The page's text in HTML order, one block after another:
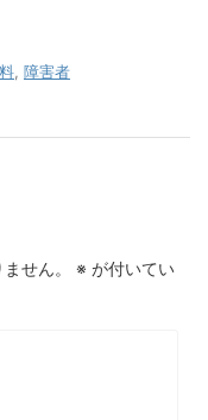
障害者
せん。 ※ が付いてい